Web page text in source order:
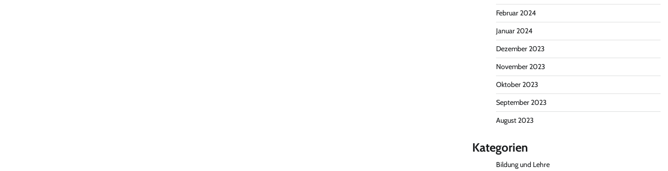
Februar 2024
Januar 2024
Dezember 2023
November 2023
Oktober 2023
September 2023
August 2023
Kategorien
Bildung und Lehre